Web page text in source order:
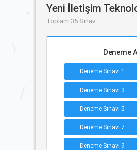
Yeni İletişim
Toplam 35 Sınav
Deneme
Deneme Sınavı 1
Deneme Sınavı 3
Deneme Sınavı 5
Deneme Sınavı 7
Deneme Sınavı 9